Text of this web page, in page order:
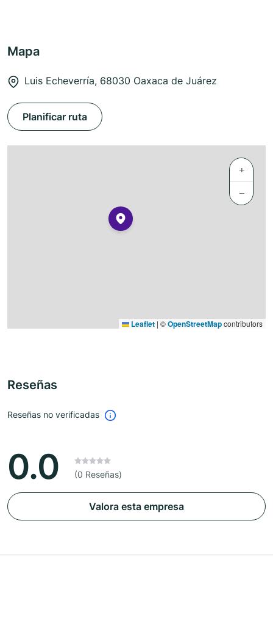
Mapa
Luis Echeverría, 68030 Oaxaca de Juárez
Planificar ruta
+
−
Leaflet | ©OpenStreetMapcontributors
Reseñas
Reseñas no verificadas
0.0 (0 Reseñas)
Valora esta empresa